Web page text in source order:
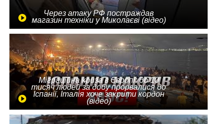
Через атаку РФ постраждав
магазин техніки у Миколаєві (відео)
Міграційна криза в Європі: до 10
тисяч людей за добу прорвалися до
Іспанії, Італія хоче закрити кордон
(відео)